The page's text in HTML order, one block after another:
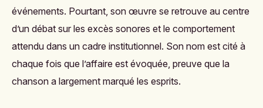
événements. Pourtant, son œuvre se retrouve au centre
d’un débat sur les excès sonores et le comportement
attendu dans un cadre institutionnel. Son nom est cité à
chaque fois que l’affaire est évoquée, preuve que la
chanson a largement marqué les esprits.